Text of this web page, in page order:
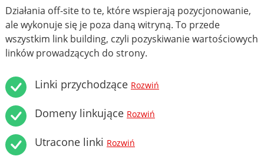
Działania off-site to te, które wspierają pozycjonowanie,
ale wykonuje się je poza daną witryną. To przede
wszystkim link building, czyli pozyskiwanie wartościowych
linków prowadzących do strony.
Linki przychodzące Rozwiń
Domeny linkujące Rozwiń
Utracone linki Rozwiń